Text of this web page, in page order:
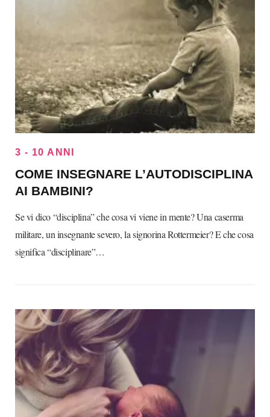
3 - 10 ANNI
COME INSEGNARE L’AUTODISCIPLINA
AI BAMBINI?
Se vi dico “disciplina” che cosa vi viene in mente? Una caserma
militare, un insegnante severo, la signorina Rottermeier? E che cosa
significa “disciplinare”…